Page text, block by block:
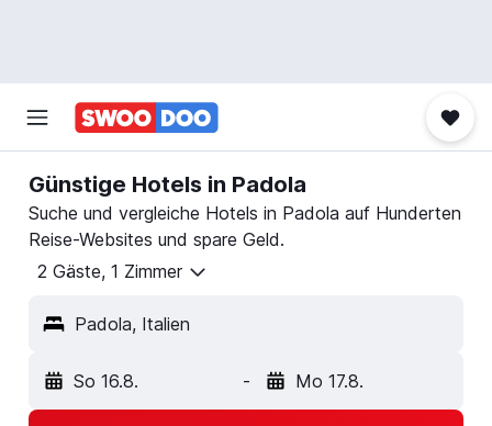
Günstige Hotels in Padola
Suche und vergleiche Hotels in Padola auf Hunderten
Reise-Websites und spare Geld.
2 Gäste, 1 Zimmer
Padola, Italien
So 16.8. - Mo 17.8.